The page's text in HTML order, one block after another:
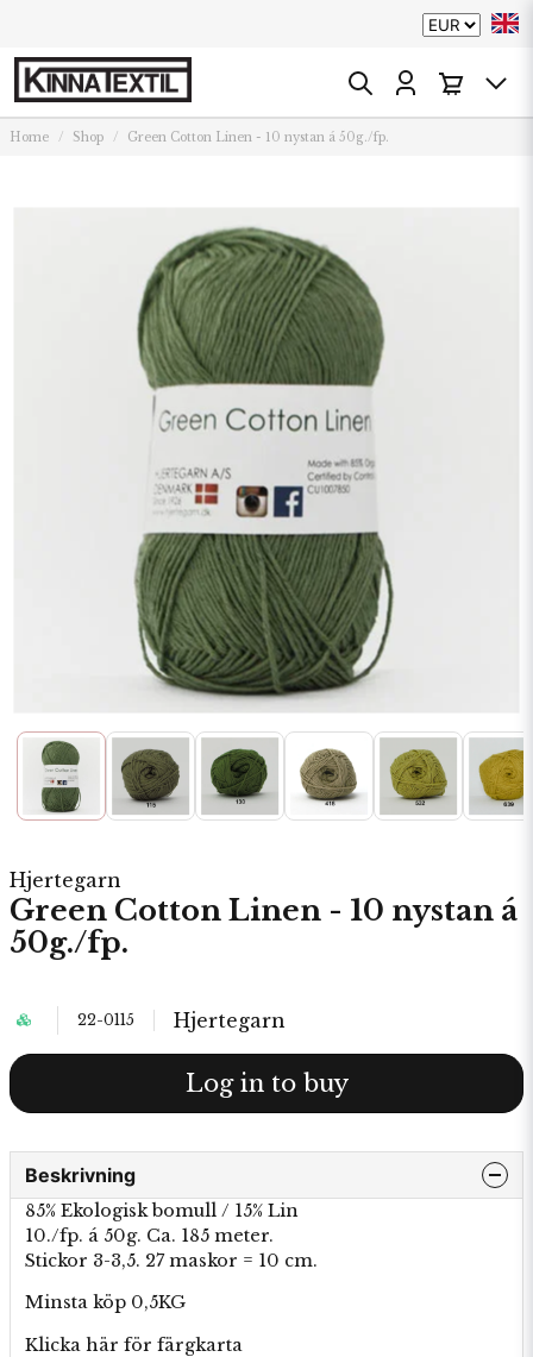
Home Shop Green Cotton Linen - 10 nystan á 50g./fp.
Hjertegarn
Green Cotton Linen - 10 nystan á
50g./fp.
22-0115 Hjertegarn
Log in to buy
Beskrivning
85% Ekologisk bomull / 15% Lin
10./fp. á 50g. Ca. 185 meter.
Stickor 3-3,5. 27 maskor = 10 cm.
Minsta köp 0,5KG
Klicka här för färgkarta